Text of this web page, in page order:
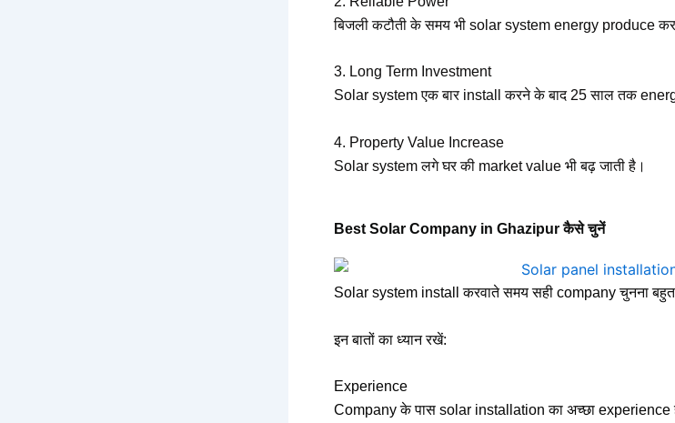
बिजली कटौती के समय भी solar system energy produce
3. Long Term Investment
Solar system एक बार install करने के बाद 25 साल तक
4. Property Value Increase
Solar system लगे घर की market value भी बढ़ जाती है।
Best Solar Company in Ghazipur कैसे चुनें
Solar system install करवाते समय सही company चुनना
इन बातों का ध्यान रखें:
Experience
Company के पास solar installation का अच्छा experience